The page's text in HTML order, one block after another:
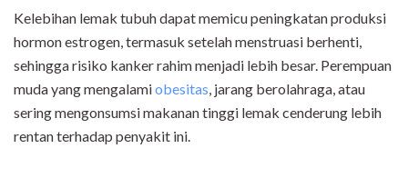
Kelebihan lemak tubuh dapat memicu peningkatan produksi
hormon estrogen, termasuk setelah menstruasi berhenti,
sehingga risiko kanker rahim menjadi lebih besar. Perempuan
muda yang mengalamiobesitas , jarang berolahraga, atau
sering mengonsumsi makanan tinggi lemak cenderung lebih
rentan terhadap penyakit ini.